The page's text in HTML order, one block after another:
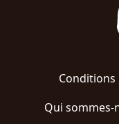
Qui sommes-